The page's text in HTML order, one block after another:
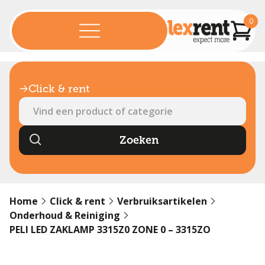
0
Click & rent
Home Click & rent
Verbruiksartikelen
Onderhoud & Reiniging
PELI LED ZAKLAMP 3315Z0 ZONE 0 – 3315ZO